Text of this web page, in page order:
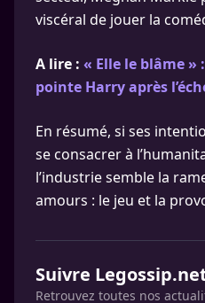
viscéral de jouer la
A lire : « Elle le blâme
pointe Harry après
En résumé, si ses
se consacrer à
l’industrie semble la
amours : le jeu et la
Suivre
Retrouvez toutes nos